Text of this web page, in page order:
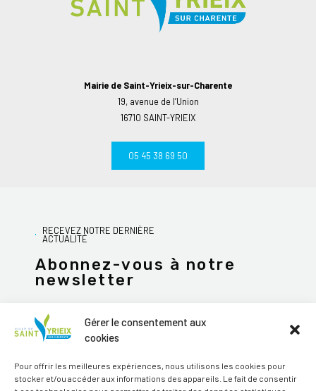
Gérer le consentement aux
cookies
Pour offrir les meilleures expériences, nous utilisons les cookies pour
stocker et/ou accéder aux informations des appareils. Le fait de consentir
Mairie de Saint-Yrieix-sur-Charente
19, avenue de l’Union
16710 SAINT-YRIEIX
05 45 38 69 50
RECEVEZ NOTRE DERNIÈRE
ACTUALITÉ
Abonnez-vous à notre
newsletter
JE M'ABONNE
Alternative: